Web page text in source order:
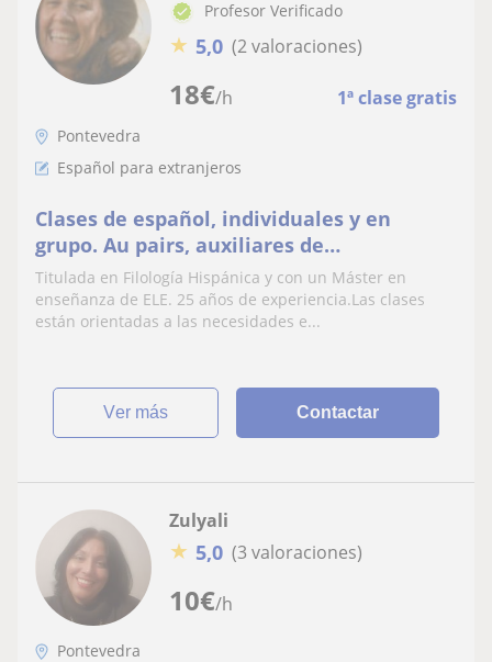
18€/h 1ª clase gratis
Profesor Verificado
★ 5,0 (2 valoraciones)
Pontevedra
Español para extranjeros
Clases de español, individuales y en
grupo. Au pairs, auxiliares de
conversación
Titulada en Filología Hispánica y con un Máster en
enseñanza de ELE. 25 años de experiencia.Las clases
están orientadas a las necesidades e...
ver más Contactar
10€/h
Zulyali
★ 5,0 (3 valoraciones)
Pontevedra